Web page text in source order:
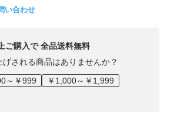
ブラウザの環境により、実際の色とは
います。
い合わせ
ご購入で 全品送料無料
される商品はありませんか？
～￥999
￥1,000～￥1,999